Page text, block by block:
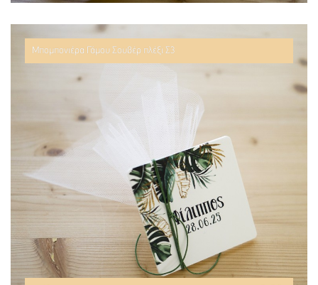
Μπομπονιέρα Γάμου Σουβέρ πλέξι Σ3